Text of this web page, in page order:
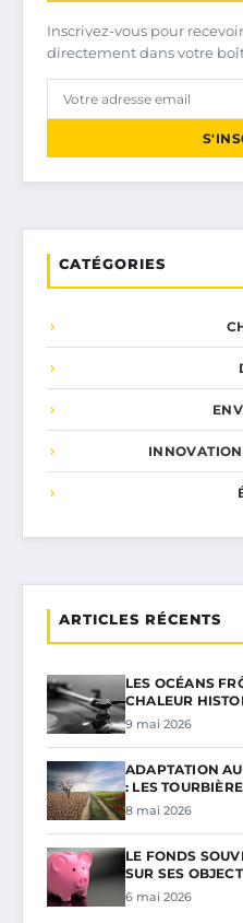
Inscrivez-vous pour
directement dans votre
CATÉGORIES
ARTICLES RÉCENTS
LES OCÉANS
CHALEUR
9 mai 2026
ADAPTATION
: LES
8 mai 2026
LE FONDS
SUR SES
6 mai 2026